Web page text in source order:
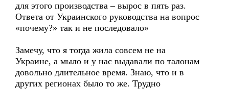
для этого производства – вырос в пять раз.
Ответа от Украинского руководства на вопрос
«почему?» так и не последовало»
Замечу, что я тогда жила совсем не на
Украине, а мыло и у нас выдавали по талонам
довольно длительное время. Знаю, что и в
других регионах было то же. Трудно